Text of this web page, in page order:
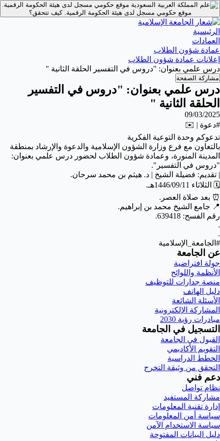
موقع حكومي مسجل لدى هيئة الحكومة الرقمية.
موقع حكومي مسجل لدى هيئة الحكومة الرقمية.كيف تتحقق؟
الرئيسية
العمادات
عمادة شؤون الطلاب
إعلانات عمادة شؤون الطلاب
درس علمي بعنوان: "دروس في التفسير الحلقة الثانية "
مشاركة الصفحة
درس علمي بعنوان: "دروس في التفسير
الحلقة الثانية "
09/03/2025
#دعوة | ✉️
تدعوكم وحدة التوعية الفكرية
بالتعاون مع فرع وزارة الشؤون الإسلامية والدعوة والإرشاد بمنطقة
المدينة المنورة، وعمادة شؤون الطلاب لحضور درس علمي بعنوان:
"دروس في التفسير".
| تقديم: فضيلة الشيخ | د. هيثم بن محمد سرحان.
🗓️ الثلاثاء 1446/09/11هـ.
⏰ بعد صلاة العصر.
📍 جامع الشيخ محمد بن إبراهيم.
رقم الفسح: 639418.
.
.
#الجامعة_الإسلامية
عن الجامعة
جولة افتراضية
الأنظمة واللوائح
منصة جدارات للتوظيف
دليل الهاتف
الأسئلة الشائعة
المشاركة الإلكترونية
مبادرات رؤية 2030
التسجيل في الجامعة
القبول في الجامعة
التقويم الأكاديمي
الخطط الدراسية
التحقق من وثيقة التخرج
دعم فني
نظام تواصل
مشاركة المستفيد
إدارة تقنية المعلومات
سياسة أمن المعلومات
سياسة الاستخدام الآمن
دليل البيانات المفتوحة